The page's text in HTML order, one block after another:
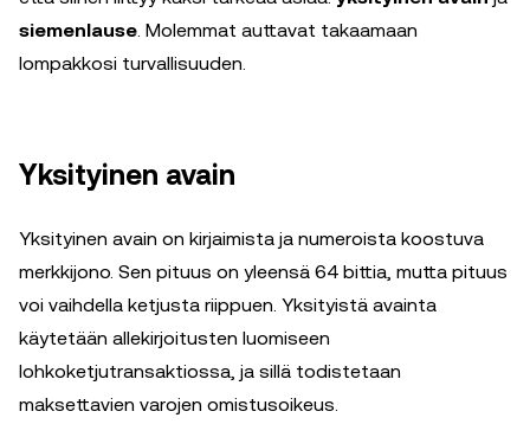
siemenlause. Molemmat auttavat takaamaan
lompakkosi turvallisuuden.
Yksityinen avain
Yksityinen avain on kirjaimista ja numeroista koostuva
merkkijono. Sen pituus on yleensä 64 bittia, mutta pituus
voi vaihdella ketjusta riippuen. Yksityistä avainta
käytetään allekirjoitusten luomiseen
lohkoketjutransaktiossa, ja sillä todistetaan
maksettavien varojen omistusoikeus.